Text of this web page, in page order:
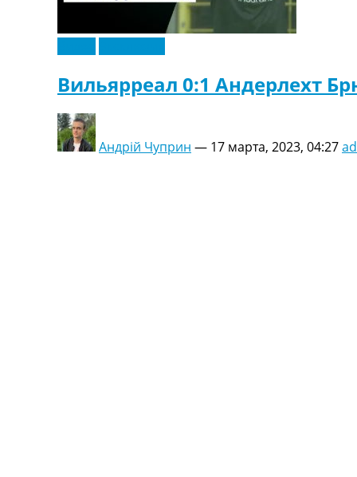
Вильярреал 0:1 Андерлехт
Андрій Чуприн — 17 марта, 2023, 04:27